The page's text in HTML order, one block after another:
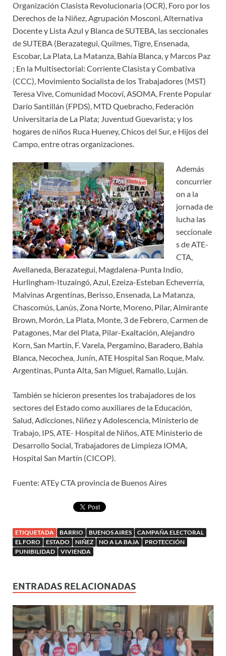
Organización Clasista Revolucionaria (OCR), Foro por los
Derechos de la Niñez, Agrupación Mosconi, Alternativa
Docente y Lista Azul y Blanca de SUTEBA, las seccionales
de SUTEBA (Berazategui, Quilmes, Tigre, Ensenada,
Escobar, La Plata, La Matanza, Bahía Blanca, y Marcos Paz
; En la Multisectorial: Corriente Clasista y Combativa
(CCC), Movimiento Socialista de los Trabajadores (MST)
Teresa Vive, Comunidad Mocoví, ASOMA, Frente Popular
Darío Santillán (FPDS), MTD Quebracho, Federación
Universitaria de La Plata; Juventud Guevarista; y los
hogares de niños Ruca Hueney, Chicos del Sur, e Hijos del
Campo, entre otras organizaciones.
Además
concurrier
on a la
jornada de
lucha las
seccionale
s de ATE-
CTA,
Avellaneda, Berazategui, Magdalena-Punta Indio,
Hurlingham-Ituzaingó, Azul, Ezeiza-Esteban Echeverría,
Malvinas Argentinas, Berisso, Ensenada, La Matanza,
Chascomús, Lanùs, Zona Norte, Moreno, Pilar, Almirante
Brown, Morón, La Plata, Monte, 3 de Febrero, Carmen de
Patagones, Mar del Plata, Pilar-Exaltación, Alejandro
Korn, San Martín, F. Varela, Pergamino, Baradero, Bahia
Blanca, Necochea, Junín, ATE Hospital San Roque, Malv.
Argentinas, Punta Alta, San Miguel, Ramallo, Luján.
También se hicieron presentes los trabajadores de los
sectores del Estado como auxiliares de la Educación,
Salud, Adicciones, Niñez y Adolescencia, Ministerio de
Trabajo, IPS, ATE- Hospital de Niños, ATE Ministerio de
Desarrollo Social, Trabajadores de Limpieza IOMA,
Hospital San Martín (CICOP).
Fuente: ATEy CTA provincia de Buenos Aires
ETIQUETADA BARRIO BUENOS AIRES
CAMPAÑA ELECTORAL
EL FORO
ESTADO NIÑEZ NO A LA BAJA
PROTECCIÓN
PUNIBILIDAD
VIVIENDA
ENTRADAS RELACIONADAS